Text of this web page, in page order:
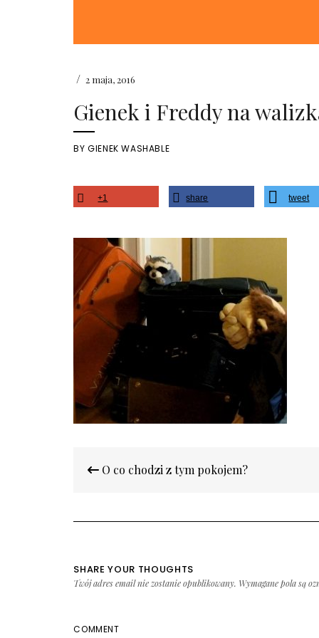
/ 2 maja, 2016
Gienek i Freddy na
BYGIENEK WASHABLE
+1 share tweet
wpisuO co chodzi z tym pokojem?
SHARE YOUR THOUGHTS
Twój adres email nie zostanie opublikowany. Wymagane pola są
COMMENT